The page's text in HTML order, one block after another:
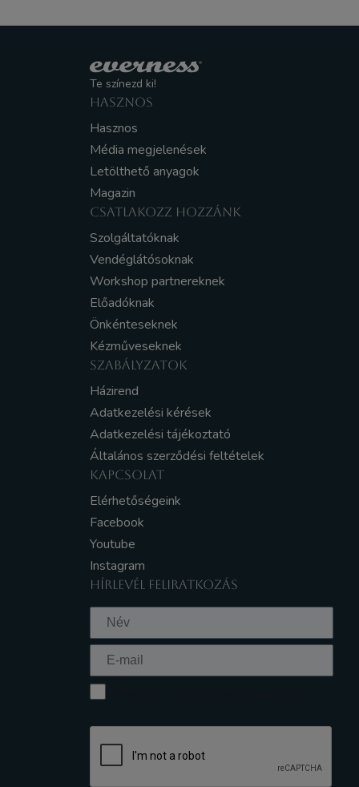
Te színezd ki!
HASZNOS
Hasznos
Média megjelenések
Letölthető anyagok
Magazin
CSATLAKOZZ HOZZÁNK
Szolgáltatóknak
Vendéglátósoknak
Workshop partnereknek
Előadóknak
Önkénteseknek
Kézműveseknek
SZABÁLYZATOK
Házirend
Adatkezelési kérések
Adatkezelési tájékoztató
Általános szerződési feltételek
KAPCSOLAT
Elérhetőségeink
Facebook
Youtube
Instagram
HÍRLEVÉL FELIRATKOZÁS